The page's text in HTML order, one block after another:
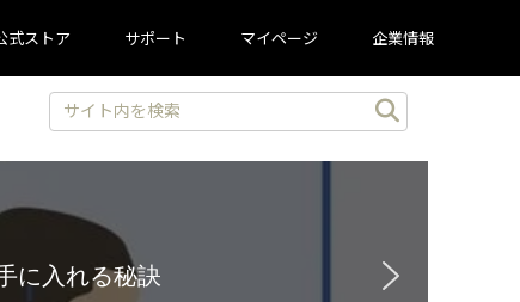
式ストア サポート マイページ 企業情報
華特典を見逃すな！